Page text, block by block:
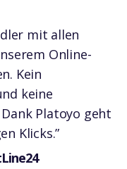
mit allen
Online-
Kein
keine
Platoyo geht
Klicks.”